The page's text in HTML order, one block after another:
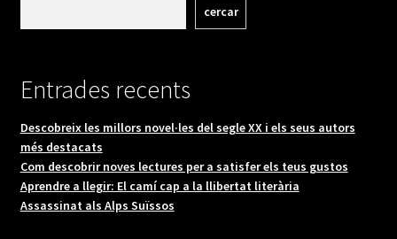
cercar
Entrades recents
Descobreix les millors novel·les del segle XX i els seus autors
més destacats
Com descobrir noves lectures per a satisfer els teus gustos
Aprendre a llegir: El camí cap a la llibertat literària
Assassinat als Alps Suïssos